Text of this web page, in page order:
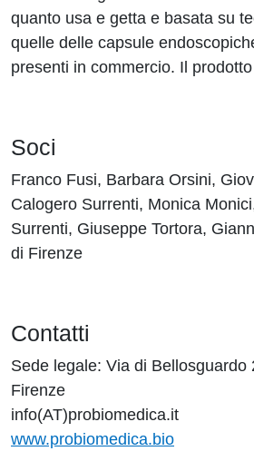
quanto usa e getta e basata su
quelle delle capsule
presenti in commercio. Il
Soci
Franco Fusi, Barbara Orsini,
Calogero Surrenti, Monica
Surrenti, Giuseppe Tortora,
di Firenze
Contatti
Sede legale: Via di Bellosguardo
Firenze
info(AT)probiomedica.it
www.probiomedica.bio